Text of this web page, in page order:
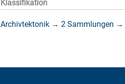
Klassifikation
Archivtektonik → 2 Sammlungen →